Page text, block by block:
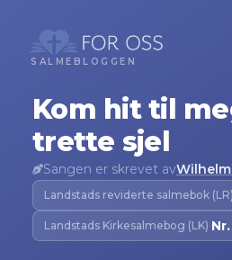
SALMEBLOGGEN
Kom hit til
trette sjel
Sangen er skrevet av
Landstads reviderte salmebok (LR)
Landstads Kirkesalmebog (LK)·Nr.